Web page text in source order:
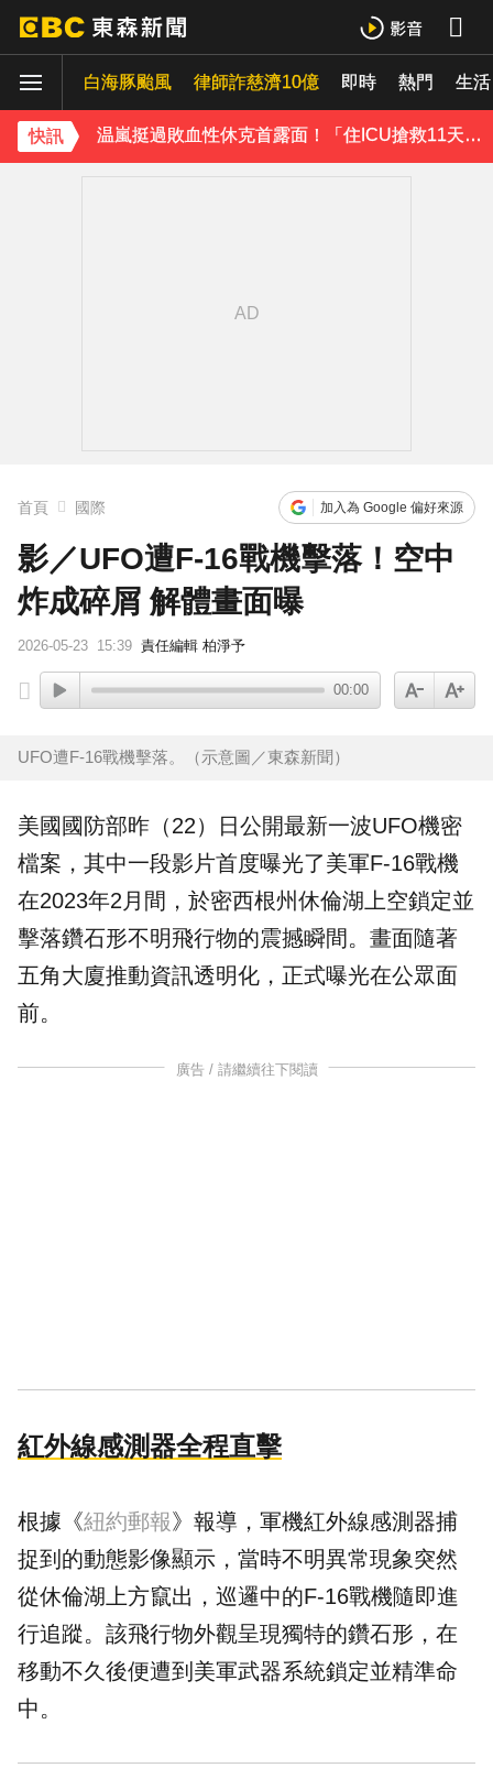
白海豚颱風 律師詐慈濟10億 即時 熱門 生活
快訊
下載東森App，隨時掌握天下大小事！
温嵐挺過敗血性休克首露面！「住ICU搶救11天」曝最新近況：讓大家擔心了
首頁 國際 加入為 Google 偏好來源
影／UFO遭F-16戰機擊落！空中
炸成碎屑 解體畫面曝
2026-05-23 15:39 責任編輯 柏淨予
00:00
UFO遭F-16戰機擊落。（示意圖／東森新聞）
美國 國防部昨（22）日公開最新一波UFO機密
檔案，其中一段影片首度曝光了美軍F-16戰機
在2023年2月間，於密西根州休倫湖上空鎖定並
擊落鑽石形不明飛行物的震撼瞬間。畫面隨著
五角大廈推動資訊透明化，正式曝光在公眾面
前。
廣告 / 請繼續往下閱讀
紅外線感測器全程直擊
根據《紐約郵報》報導，軍機紅外線感測器捕
捉到的動態影像顯示，當時不明異常現象突然
從休倫湖上方竄出，巡邏中的F-16戰機隨即進
行追蹤。該飛行物外觀呈現獨特的鑽石形，在
移動不久後便遭到美軍武器系統鎖定並精準命
中。